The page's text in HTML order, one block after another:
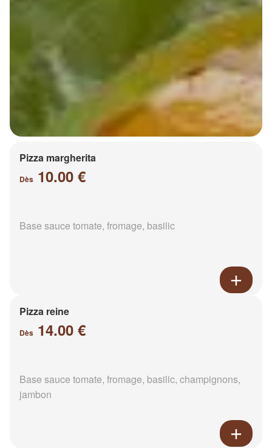
Pizza margherita
Dès 10.00 €
Base sauce tomate, fromage, basilic
Pizza reine
Dès 14.00 €
Base sauce tomate, fromage, basilic, champignons,
jambon